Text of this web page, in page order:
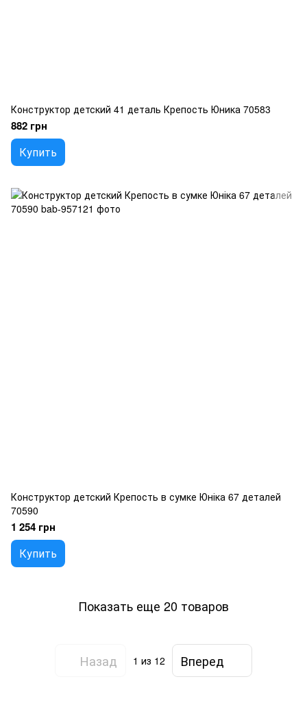
Конструктор детский 41 деталь Крепость Юника 70583
882 грн
Купить
Конструктор детский Крепость в сумке Юніка 67 деталей
70590
1 254 грн
Купить
Показать еще 20 товаров
Назад 1 из 12 Вперед